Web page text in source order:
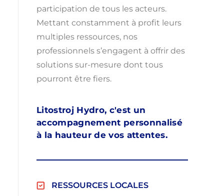
participation de tous les acteurs.
Mettant constamment à profit leurs
multiples ressources, nos
professionnels s’engagent à offrir des
solutions sur-mesure dont tous
pourront être fiers.
Litostroj Hydro, c'est un
accompagnement personnalisé
à la hauteur de vos attentes.
RESSOURCES LOCALES